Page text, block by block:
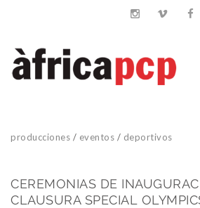
producciones / eventos / deportivos
CEREMONIAS DE
CLAUSURA SPECIAL